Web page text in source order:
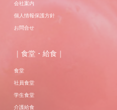
会社案内
個人情報保護方針
お問合せ
｜食堂・給食｜
食堂
社員食堂
学生食堂
介護給食